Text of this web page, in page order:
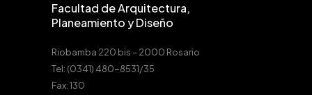
Facultad de Arquitectura,
Planeamiento y Diseño
Riobamba 220 bis – 2000 Rosario
Tel: (0341) 480-8531/35
Fax: 130